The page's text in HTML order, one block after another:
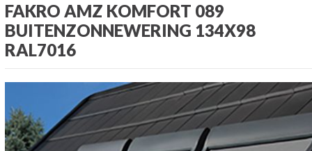
FAKRO AMZ KOMFORT 089
BUITENZONNEWERING 134X98
RAL7016